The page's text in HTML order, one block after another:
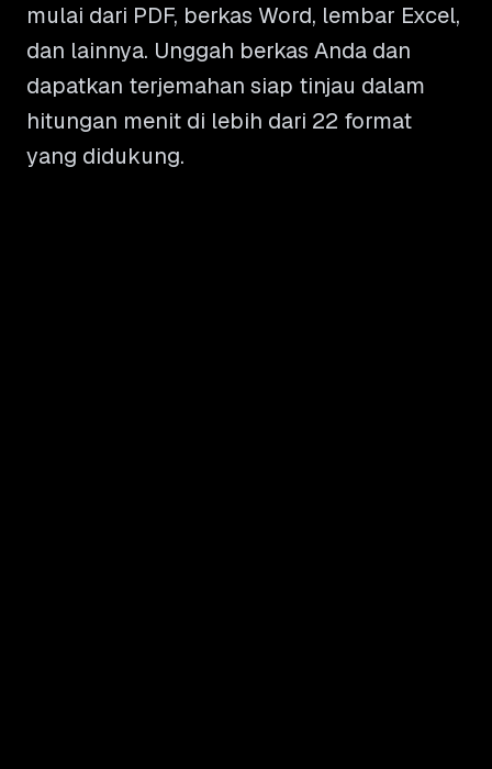
mulai dari PDF, berkas Word, lembar Excel,
dan lainnya. Unggah berkas Anda dan
dapatkan terjemahan siap tinjau dalam
hitungan menit di lebih dari 22 format
yang didukung.